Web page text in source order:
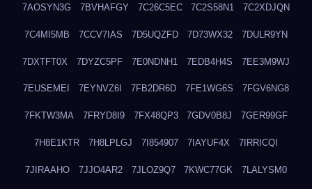
7AOSYN3G 7BVHAFGY 7C26C5EC 7C2S58N1 7C2XDJQN
7C4MI5MB 7CCV7IAS 7D5UQZFD 7D73WX32 7DULR9YN
7DXTFT0X 7DYZC5PF 7E0NDNH1 7EDB4H4S 7EE3M9WJ
7EUSEMEI 7EYNVZ6I 7FB2DR6D 7FE1WG6S 7FGV6NG8
7FKTW3MA 7FRYD8I9 7FX48QP3 7GDV0B8J 7GER99GF
7H8E1KTR 7H8LPLGJ 7I854907 7IAYUF4X 7IRRICQI
7JIRAAHO 7JJO4AR2 7JLOZ9Q7 7KWC77GK 7LALYSM0